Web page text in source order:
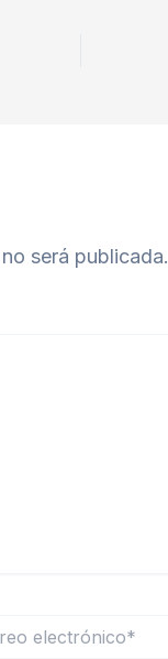
será publicada.